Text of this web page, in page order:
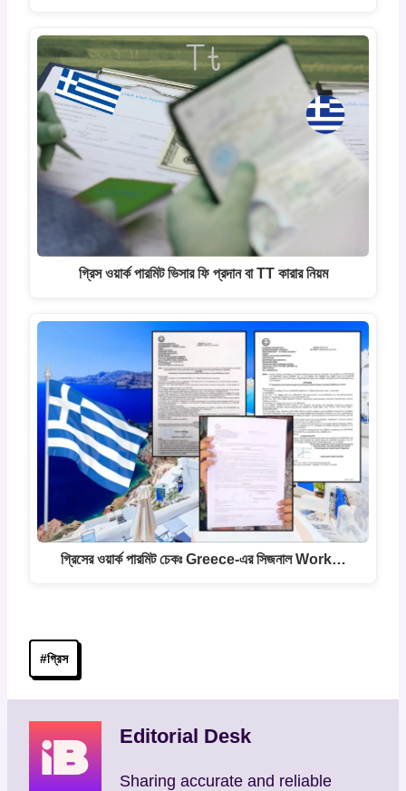
গ্রিস ওয়ার্ক পারমিট ভিসার ফি প্রদান বা TT কারার নিয়ম
গ্রিসের ওয়ার্ক পারমিট চেকঃ Greece-এর সিজনাল Work…
Post
Tags:
#গ্রিস
Editorial Desk
Sharing accurate and reliable